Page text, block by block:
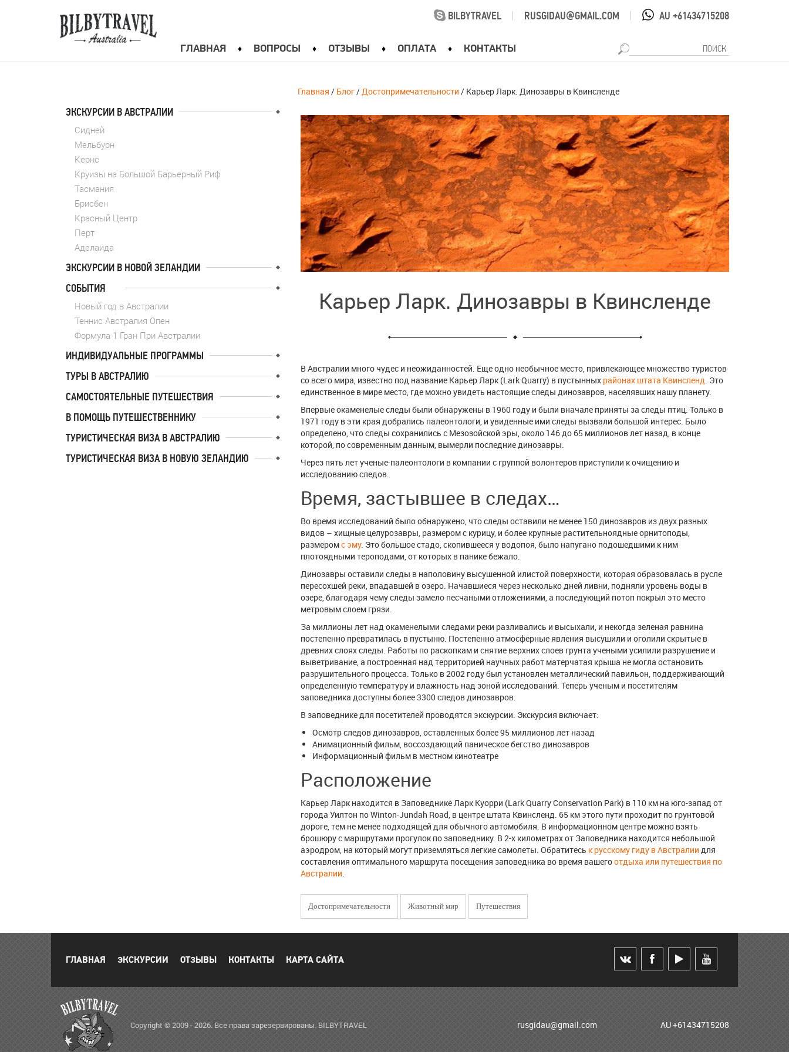
BILBYTRAVEL
RUSGIDAU@GMAIL.COM
AU +61434715208
ГЛАВНАЯ ВОПРОСЫ ОТЗЫВЫ ОПЛАТА КОНТАКТЫ
Главная / Блог/Достопримечательности / Карьер Ларк. Динозавры в Квинсленде
ЭКСКУРСИИ В АВСТРАЛИИ
Сидней
Мельбурн
Кернс
Круизы на Большой Барьерный Риф
Тасмания
Брисбен
Красный Центр
Перт
Аделаида
ЭКСКУРСИИ В НОВОЙ ЗЕЛАНДИИ
СОБЫТИЯ
Новый год в Австралии
Теннис Австралия Опен
Формула 1 Гран При Австралии
ИНДИВИДУАЛЬНЫЕ ПРОГРАММЫ
ТУРЫ В АВСТРАЛИЮ
САМОСТОЯТЕЛЬНЫЕ ПУТЕШЕСТВИЯ
В ПОМОЩЬ ПУТЕШЕСТВЕННИКУ
ТУРИСТИЧЕСКАЯ ВИЗА В АВСТРАЛИЮ
ТУРИСТИЧЕСКАЯ ВИЗА В НОВУЮ ЗЕЛАНДИЮ
Карьер Ларк. Динозавры в Квинсленде
В Австралии много чудес и неожиданностей. Еще одно необычное место, привлекающее множество туристов
со всего мира, известно под название Карьер Ларк (Lark Quarry) в пустынных районах штата Квинсленд . Это
единственное в мире место, где можно увидеть настоящие следы динозавров, населявших нашу планету.
Впервые окаменелые следы были обнаружены в 1960 году и были вначале приняты за следы птиц. Только в
1971 году в эти края добрались палеонтологи, и увиденные ими следы вызвали большой интерес. Было
определено, что следы сохранились с Мезозойской эры, около 146 до 65 миллионов лет назад, в конце
которой, по современным данным, вымерли последние динозавры.
Через пять лет ученые-палеонтологи в компании с группой волонтеров приступили к очищению и
исследованию следов.
Время, застывшее в следах…
Во время исследований было обнаружено, что следы оставили не менее 150 динозавров из двух разных
видов – хищные целурозавры, размером с курицу, и более крупные растительноядные орнитоподы,
размеромс эму. Это большое стадо, скопившееся у водопоя, было напугано подошедшими к ним
плотоядными тероподами, от которых в панике бежало.
Динозавры оставили следы в наполовину высушенной илистой поверхности, которая образовалась в русле
пересохшей реки, впадавшей в озеро. Начавшиеся через несколько дней ливни, подняли уровень воды в
озере, благодаря чему следы замело песчаными отложениями, а последующий потоп покрыл это место
метровым слоем грязи.
За миллионы лет над окаменелыми следами реки разливались и высыхали, и некогда зеленая равнина
постепенно превратилась в пустыню. Постепенно атмосферные явления высушили и оголили скрытые в
древних слоях следы. Работы по раскопкам и снятие верхних слоев грунта учеными усилили разрушение и
выветривание, а построенная над территорией научных работ матерчатая крыша не могла остановить
разрушительного процесса. Только в 2002 году был установлен металлический павильон, поддерживающий
определенную температуру и влажность над зоной исследований. Теперь ученым и посетителям
заповедника доступны более 3300 следов динозавров.
В заповеднике для посетителей проводятся экскурсии. Экскурсия включает:
Осмотр следов динозавров, оставленных более 95 миллионов лет назад
Анимационный фильм, воссоздающий паническое бегство динозавров
Информационный фильм в местном кинотеатре
Расположение
Карьер Ларк находится в Заповеднике Ларк Куорри (Lark Quarry Conservation Park) в 110 км на юго-запад от
города Уилтон по Winton-Jundah Road, в центре штата Квинсленд. 65 км этого пути проходит по грунтовой
дороге, тем не менее подходящей для обычного автомобиля. В информационном центре можно взять
брошюру с маршрутами прогулок по заповеднику. В 2-х километрах от Заповедника находится небольшой
аэродром, на который могут приземляться легкие самолеты. Обратитесь к русскому гиду в Австралии для
составления оптимального маршрута посещения заповедника во время вашегоотдыха или путешествия по
Австралии
Достопримечательности Животный мир Путешествия
ГЛАВНАЯ ЭКСКУРСИИ ОТЗЫВЫ КОНТАКТЫ КАРТА САЙТА
Copyright © 2009 - 2026. Все права зарезервированы. BILBYTRAVEL rusgidau@gmail.com AU +61434715208